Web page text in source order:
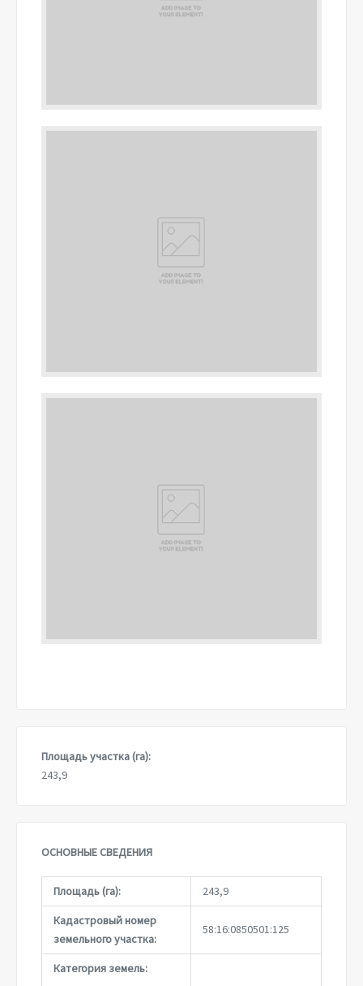
Площадь участка (га):
243,9
ОСНОВНЫЕ СВЕДЕНИЯ
Площадь (га):
243,9
Кадастровый номер
земельного участка:
58:16:0850501:125
Категория земель: